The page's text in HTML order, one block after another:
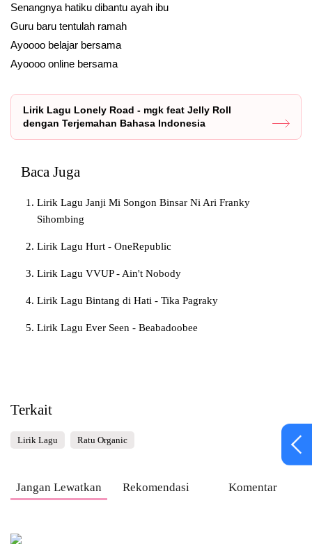
Senangnya hatiku dibantu ayah ibu
Guru baru tentulah ramah
Ayoooo belajar bersama
Ayoooo online bersama
Lirik Lagu Lonely Road - mgk feat Jelly Roll
dengan Terjemahan Bahasa Indonesia
Baca Juga
Lirik Lagu Janji Mi Songon Binsar Ni Ari Franky
Sihombing
Lirik Lagu Hurt - OneRepublic
Lirik Lagu VVUP - Ain't Nobody
Lirik Lagu Bintang di Hati - Tika Pagraky
Lirik Lagu Ever Seen - Beabadoobee
Terkait
Lirik Lagu Ratu Organic
Jangan Lewatkan Rekomendasi Komentar